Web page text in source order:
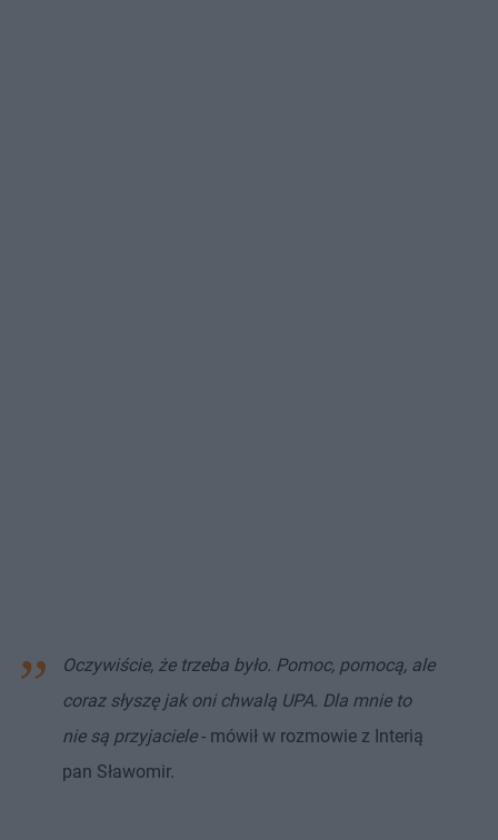
Oczywiście, że trzeba było. Pomoc, pomocą, ale
coraz słyszę jak oni chwalą UPA. Dla mnie to
nie są przyjaciele- mówił w rozmowie z Interią
pan Sławomir.